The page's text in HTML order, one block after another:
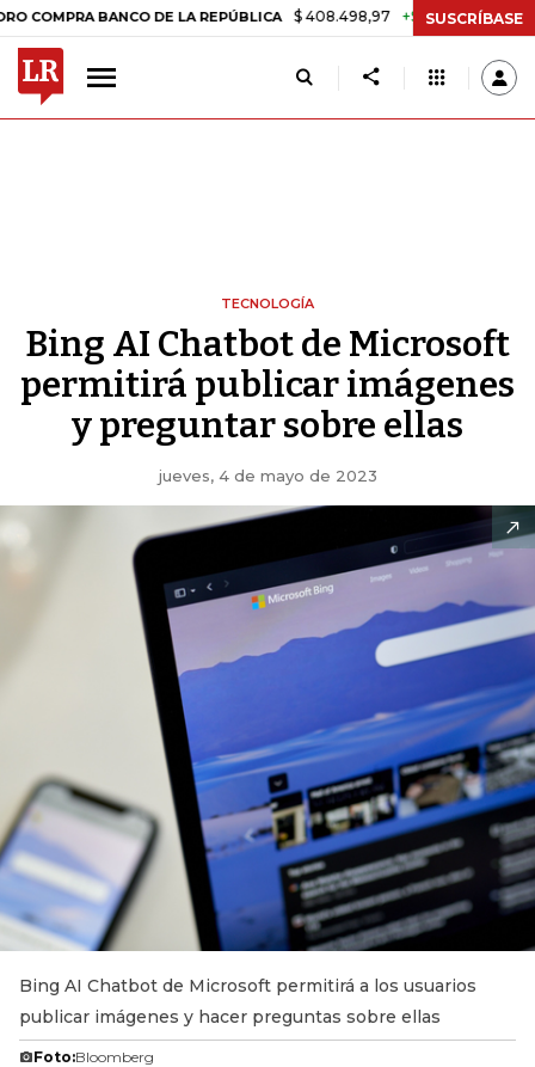
BANCO DE LA REPÚBLICA $ 408.498,97 +$ 8.753,81 +2,19%
SUSCRÍBASE
TECNOLOGÍA
Bing AI Chatbot de Microsoft
permitirá publicar imágenes
y preguntar sobre ellas
jueves, 4 de mayo de 2023
Bing AI Chatbot de Microsoft permitirá a los usuarios
publicar imágenes y hacer preguntas sobre ellas
Foto:Bloomberg